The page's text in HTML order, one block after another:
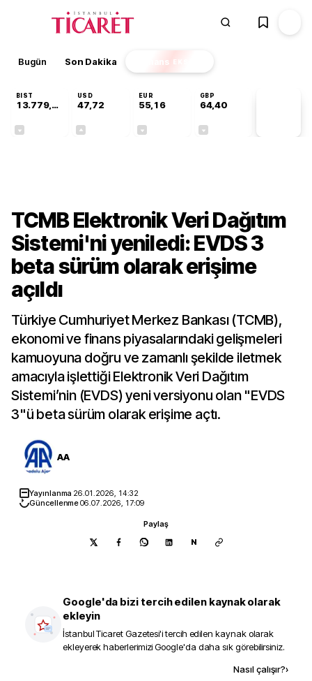
Bugün Son Dakika Finans EKSTRA
BIST
13.779,39
USD
47,72
EUR
55,16
GBP
64,40
TCMB Elektronik Veri Dağıtım
Sistemi'ni yeniledi: EVDS 3
beta sürüm olarak erişime
açıldı
Türkiye Cumhuriyet Merkez Bankası (TCMB),
ekonomi ve finans piyasalarındaki gelişmeleri
kamuoyuna doğru ve zamanlı şekilde iletmek
amacıyla işlettiği Elektronik Veri Dağıtım
Sistemi’nin (EVDS) yeni versiyonu olan "EVDS
3"ü beta sürüm olarak erişime açtı.
AA
Yayınlanma 26.01.2026, 14:32
Güncellenme06.07.2026, 17:09
Paylaş
N
Google'da bizi tercih edilen kaynak olarak
ekleyin
İstanbul Ticaret Gazetesi'i tercih edilen kaynak olarak
ekleyerek haberlerimizi Google'da daha sık görebilirsiniz.
Nasıl çalışır?›